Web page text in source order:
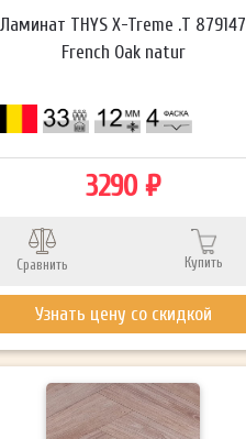
Ламинат THYS X-Treme .T 879147
French Oak natur
3290 ₽
Сравнить Купить
Узнать цену со скидкой